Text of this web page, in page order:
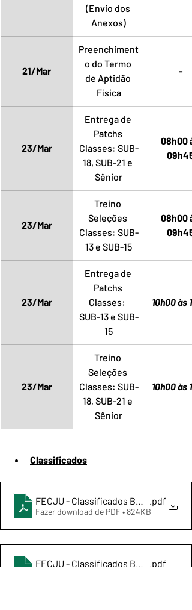
(Envio dos
Anexos)
21/Mar
Preenchiment
o do Termo
de Aptidão
Física
-
23/Mar
Entrega de
Patchs
Classes: SUB-
18, SUB-21 e
Sênior
08h00
09h45
23/Mar
Treino
Seleções
Classes: SUB-
13 e SUB-15
08h00
09h45
23/Mar
Entrega de
Patchs
Classes:
SUB-13 e SUB-
15
10h00 às
23/Mar
Treino
Seleções
Classes: SUB-
18, SUB-21 e
Sênior
10h00 às
Classificados
FECJU - Classificados BRA Região II
.pdf
Fazer download de PDF • 824KB
FECJU - Classificados BRA Região II
.pdf